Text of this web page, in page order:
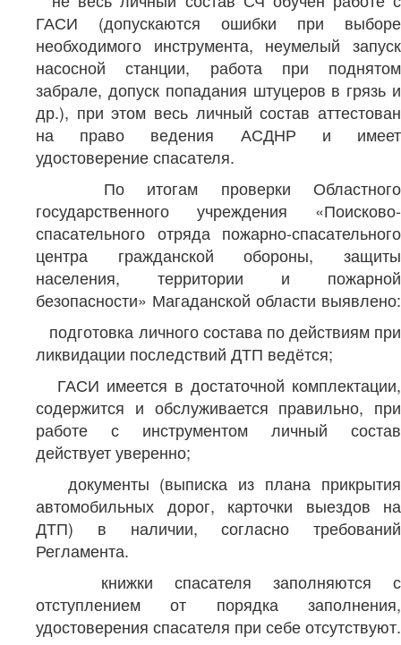
ГАСИ (допускаются ошибки при выборе
необходимого инструмента, неумелый запуск
насосной станции, работа при поднятом
забрале, допуск попадания штуцеров в грязь и
др.), при этом весь личный состав аттестован
на право ведения АСДНР и имеет
удостоверение спасателя.
По итогам проверки Областного
государственного учреждения «Поисково-
спасательного отряда пожарно-спасательного
центра гражданской обороны, защиты
населения, территории и пожарной
безопасности» Магаданской области выявлено:
подготовка личного состава по действиям при
ликвидации последствий ДТП ведётся;
ГАСИ имеется в достаточной комплектации,
содержится и обслуживается правильно, при
работе с инструментом личный состав
действует уверенно;
документы (выписка из плана прикрытия
автомобильных дорог, карточки выездов на
ДТП) в наличии, согласно требований
Регламента.
книжки спасателя заполняются с
отступлением от порядка заполнения,
удостоверения спасателя при себе отсутствуют.